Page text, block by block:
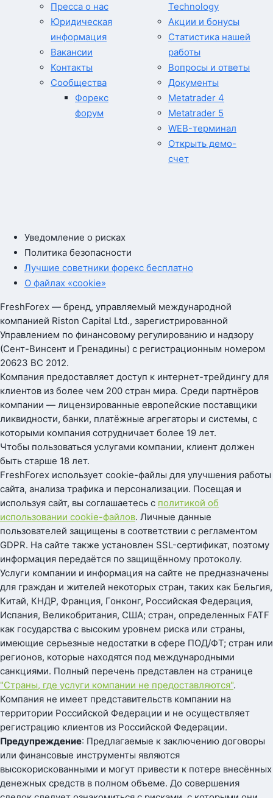
Пресса о нас
Юридическая
информация
Вакансии
Контакты
Сообщества
Форекс
форум
Technology
Акции и бонусы
Статистика нашей
работы
Вопросы и ответы
Документы
Metatrader 4
Metatrader 5
WEB-терминал
Открыть демо-
счет
Уведомление о рисках
Политика безопасности
Лучшие советники форекс бесплатно
О файлах «cookie»
FreshForex — бренд, управляемый международной
компанией Riston Capital Ltd., зарегистрированной
Управлением по финансовому регулированию и надзору
(Сент-Винсент и Гренадины) с регистрационным номером
20623 BC 2012.
Компания предоставляет доступ к интернет-трейдингу для
клиентов из более чем 200 стран мира. Среди партнёров
компании — лицензированные европейские поставщики
ликвидности, банки, платёжные агрегаторы и системы, с
которыми компания сотрудничает более 19 лет.
Чтобы пользоваться услугами компании, клиент должен
быть старше 18 лет.
FreshForex использует cookie-файлы для улучшения работы
сайта, анализа трафика и персонализации. Посещая и
используя сайт, вы соглашаетесь с политикой об
использовании cookie-файлов. Личные данные
пользователей защищены в соответствии с регламентом
GDPR. На сайте также установлен SSL-сертификат, поэтому
информация передаётся по защищённому протоколу.
Услуги компании и информация на сайте не предназначены
для граждан и жителей некоторых стран, таких как Бельгия,
Китай, КНДР, Франция, Гонконг, Российская Федерация,
Испания, Великобритания, США; стран, определенных FATF
как государства с высоким уровнем риска или страны,
имеющие серьезные недостатки в сфере ПОД/ФТ; стран или
регионов, которые находятся под международными
санкциями. Полный перечень представлен на странице
"Страны, где услуги компании не предоставляются".
Компания не имеет представительств компании на
территории Российской Федерации и не осуществляет
регистрацию клиентов из Российской Федерации.
Предупреждение: Предлагаемые к заключению договоры
или финансовые инструменты являются
высокорискованными и могут привести к потере внесённых
денежных средств в полном объеме. До совершения